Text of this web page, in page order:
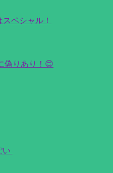
ペシャル！
偽りあり！😊
い